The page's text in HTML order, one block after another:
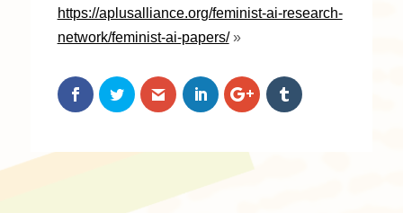
https://aplusalliance.org/feminist-ai-research-
network/feminist-ai-papers/»